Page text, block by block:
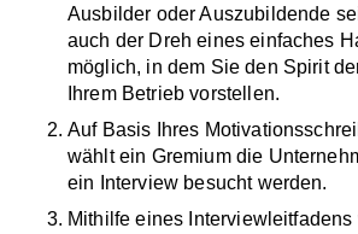
Ausbilder oder Auszubildende
auch der Dreh eines einfaches
möglich, in dem Sie den Spirit
Ihrem Betrieb vorstellen.
Auf Basis Ihres
wählt ein Gremium die
ein Interview besucht werden.
Mithilfe eines